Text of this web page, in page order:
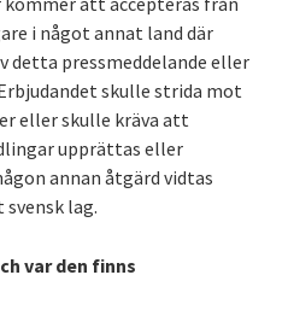
i något annat land där
detta pressmeddelande eller
skulle strida mot
eller skulle kräva att
upprättas eller
annan åtgärd vidtas
lag.
var den finns